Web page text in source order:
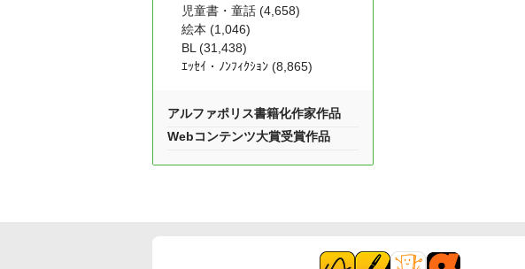
児童書・童話 (4,658)
絵本 (1,046)
BL (31,438)
ｴｯｾｲ・ﾉﾝﾌｨｸｼｮﾝ (8,865)
アルファポリス書籍化作家作品
Webコンテンツ大賞受賞作品